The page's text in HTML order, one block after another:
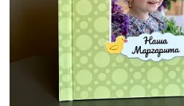
Другие